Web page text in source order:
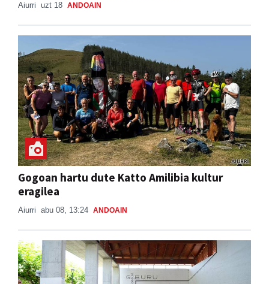
Aiurri uzt 18 ANDOAIN
Gogoan hartu dute Katto Amilibia kultur
eragilea
Aiurri abu 08, 13:24 ANDOAIN